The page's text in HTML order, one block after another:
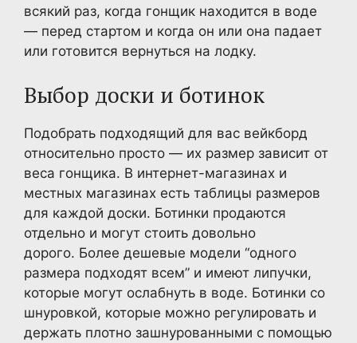
всякий раз, когда гонщик находится в воде
— перед стартом и когда он или она падает
или готовится вернуться на лодку.
Выбор доски и ботинок
Подобрать подходящий для вас вейкборд
относительно просто — их размер зависит от
веса гонщика. В интернет-магазинах и
местных магазинах есть таблицы размеров
для каждой доски. Ботинки продаются
отдельно и могут стоить довольно
дорого. Более дешевые модели “одного
размера подходят всем” и имеют липучки,
которые могут ослабнуть в воде. Ботинки со
шнуровкой, которые можно регулировать и
держать плотно зашнурованными с помощью